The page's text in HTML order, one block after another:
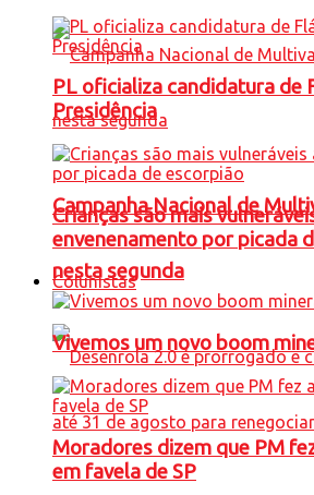
Campanha Nacional de
nesta segunda
PL oficializa candidatura de
Presidência
Crianças são mais
envenenamento por picada
Colunistas
Vivemos um novo boom
Moradores dizem que PM
em favela de SP